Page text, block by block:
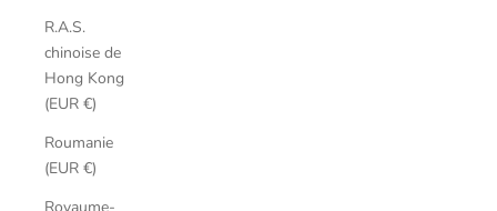
R.A.S.
chinoise de
Hong Kong
(EUR €)
Roumanie
(EUR €)